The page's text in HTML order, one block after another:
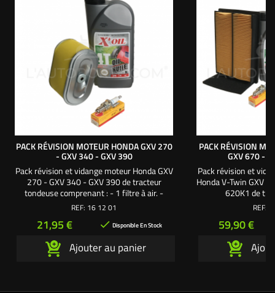
PACK RÉVISION MOTEUR HONDA GXV 270
- GXV 340 - GXV 390
Pack révision et vidange moteur Honda GXV
270 - GXV 340 - GXV 390 de tracteur
tondeuse comprenant : - 1 filtre à air. -
1 mousse de filtre à air. - 1 bougie culot
Une création exclusive L'autoporté.com ®
REF: 16 12 01
Prix
21,95 €  Disponible En Stock
Ajouter au panier
PACK RÉVISION
GXV 670 -
Pack révision et
Honda V-Twin GXV
620K1 de
autoportée
filtre à essence. -
création
REF:
Prix
59,90 €